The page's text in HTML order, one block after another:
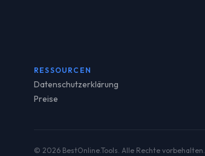
RESSOURCEN
Datenschutzerklärung
Preise
© 2026 BestOnline.Tools. Alle Rechte vorbehalten.